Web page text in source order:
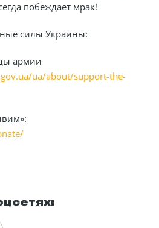
побеждает мрак!
силы Украины:
армии
ua/about/support-the-